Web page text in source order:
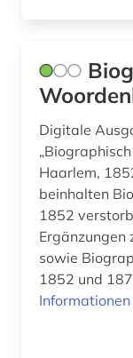
Digitale
Haarlem,
beinhalten
1852
Ergänzungen
sowie
1852 und
Informationen